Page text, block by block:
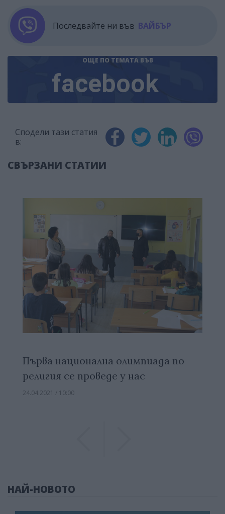
Последвайте ни във ВАЙБЪР
ОЩЕ ПО ТЕМАТА ВЪВ
facebook
Сподели тази статия
в:
СВЪРЗАНИ СТАТИИ
Първа национална олимпиада по
религия се проведе у нас
24.04.2021 / 10:00
НАЙ-НОВОТО